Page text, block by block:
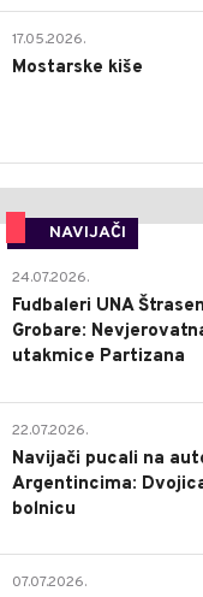
17.05.2026.
Mostarske kiše
NAVIJAČI
24.07.2026.
Fudbaleri UNA
Grobare:
utakmice Partizana
22.07.2026.
Navijači pucali na
Argentincima:
bolnicu
07.07.2026.